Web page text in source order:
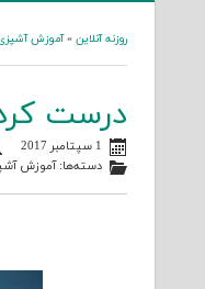
روزنه آنلاین »آموزش
درست
1 سپتامبر 2017
دسته‌ها:آموزش